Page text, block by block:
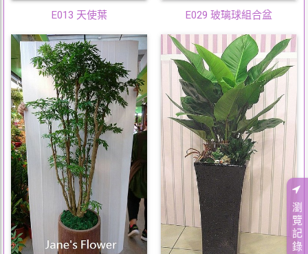
E029 玻璃球組合盆
E013 天使葉
瀏
覽
記
錄